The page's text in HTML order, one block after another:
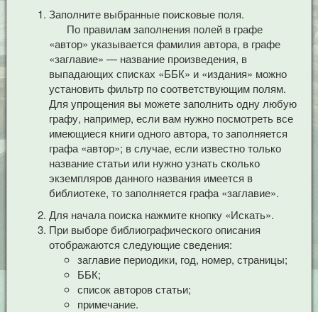
Заполните выбранные поисковые поля.
По правилам заполнения полей в графе
«автор» указывается фамилия автора, в графе
«заглавие» — название произведения, в
выпадающих списках «ББК» и «издания» можно
установить фильтр по соответствующим полям.
Для упрощения вы можете заполнить одну любую
графу, например, если вам нужно посмотреть все
имеющиеся книги одного автора, то заполняется
графа «автор»; в случае, если известно только
название статьи или нужно узнать сколько
экземпляров данного названия имеется в
библиотеке, то заполняется графа «заглавие».
Для начала поиска нажмите кнопку «Искать».
При выборе библиографического описания
отображаются следующие сведения:
заглавие периодики, год, номер, страницы;
ББК;
список авторов статьи;
примечание.